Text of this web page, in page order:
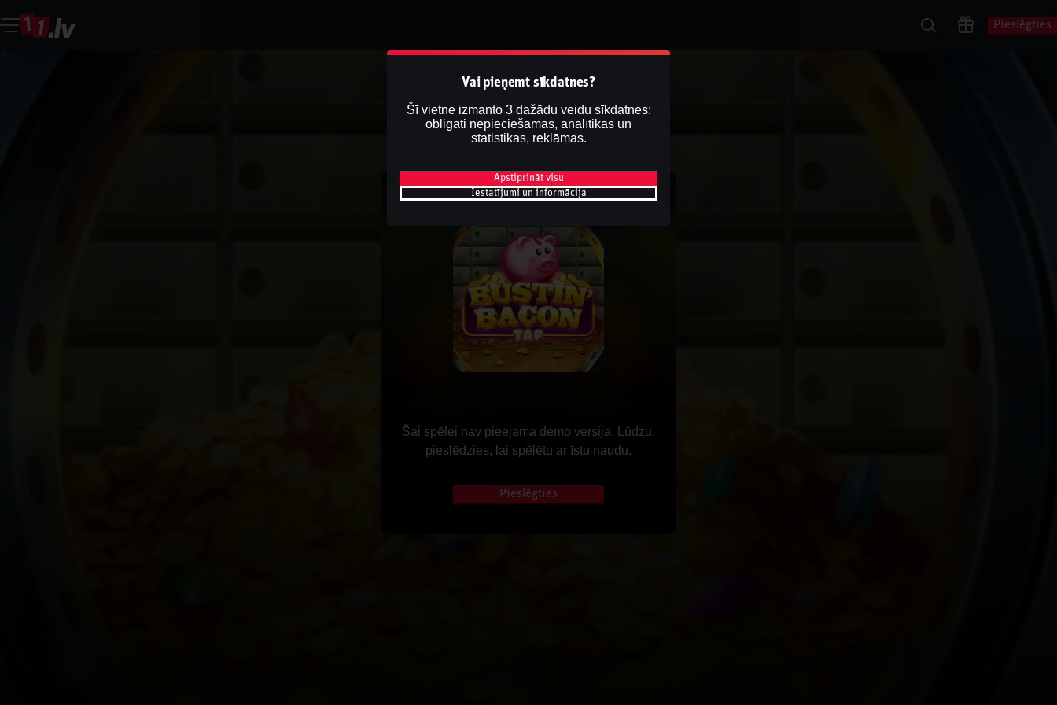
Pieslēgties
Šai spēlei nav pieejama demo versija. Lūdzu,
pieslēdzies, lai spēlētu ar īstu naudu.
Pieslēgties
Vai pieņemt sīkdatnes?
Šī vietne izmanto 3 dažādu veidu sīkdatnes:
obligāti nepieciešamās, analītikas un
statistikas, reklāmas.
Apstiprināt visu
Iestatījumi un informācija